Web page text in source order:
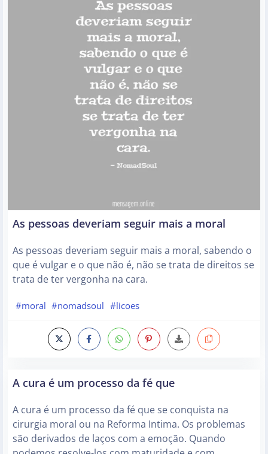
As pessoas deveriam seguir mais a moral
As pessoas deveriam seguir mais a moral, sabendo o
que é vulgar e o que não é, não se trata de direitos se
trata de ter vergonha na cara.
#moral #nomadsoul #licoes
A cura é um processo da fé que
A cura é um processo da fé que se conquista na
cirurgia moral ou na Reforma Intima. Os problemas
são derivados de laços com a emoção. Quando